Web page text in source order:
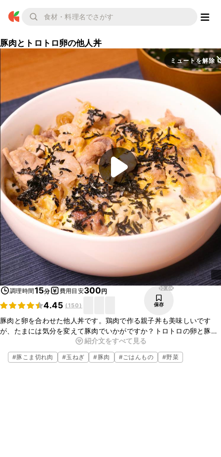
豚肉とトロトロ卵の他人丼
ミュートを解除
調理時間15分 費用目安300円
4.45 (150)
10.6K
保存
豚肉と卵を合わせた他人丼です。鶏肉で作る親子丼も美味しいです
が、たまには気分を変えて豚肉でいかがですか？トロトロの卵と豚肉
が甘じょっぱいタレと絡んでごはんが進みますよ。簡単なので是非
作ってみてくださいね。
紹介文をすべて見る
#豚こま切れ肉 #玉ねぎ #豚肉 #ごはんもの #野菜